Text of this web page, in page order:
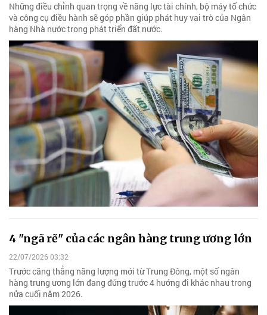
Những điều chỉnh quan trọng về năng lực tài chính, bộ máy tổ chức
và công cụ điều hành sẽ góp phần giúp phát huy vai trò của Ngân
hàng Nhà nước trong phát triển đất nước.
4 "ngã rẽ" của các ngân hàng trung ương lớn
22/07/2026 03:32
Trước căng thẳng năng lượng mới từ Trung Đông, một số ngân
hàng trung ương lớn đang đứng trước 4 hướng đi khác nhau trong
nửa cuối năm 2026.